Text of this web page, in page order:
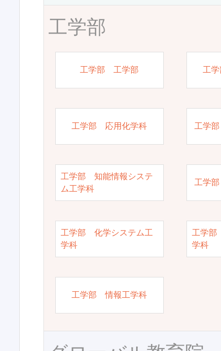
工学部
工学部 工学部 工
工学部 応用化学科 工学
工学部 知能情報システ
ム工学科
工学
工学部 化学システム工
学科
工学部
学科
工学部 情報工学科